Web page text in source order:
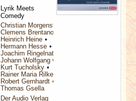
Lyrik Meets
Comedy
Christian Morgenstern
Clemens Brentano
Heinrich Heine
Hermann Hesse
Joachim Ringelnatz
Johann Wolfgang von Goethe
Kurt Tucholsky
Rainer Maria Rilke
Robert Gernhardt
Thomas Gsella
Der Audio Verlag